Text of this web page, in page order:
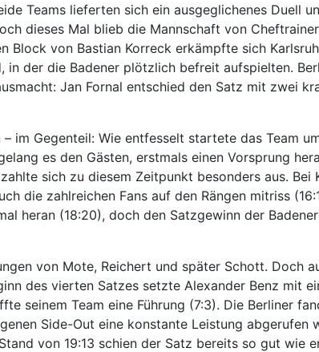
Teams lieferten sich ein ausgeglichenes Duell
dieses Mal blieb die Mannschaft von
Block von Bastian Korreck erkämpfte sich
in der die Badener plötzlich befreit aufspielten.
Jan Fornal entschied den Satz mit zwei
im Gegenteil: Wie entfesselt startete das Team
es den Gästen, erstmals einen Vorsprung
sich zu diesem Zeitpunkt besonders aus. Bei
die zahlreichen Fans auf den Rängen mitriss
heran (18:20), doch den Satzgewinn der
von Mote, Reichert und später Schott. Doch
des vierten Satzes setzte Alexander Benz mit
seinem Team eine Führung (7:3). Die Berliner
Side-Out eine konstante Leistung abgerufen
von 19:13 schien der Satz bereits so gut wie